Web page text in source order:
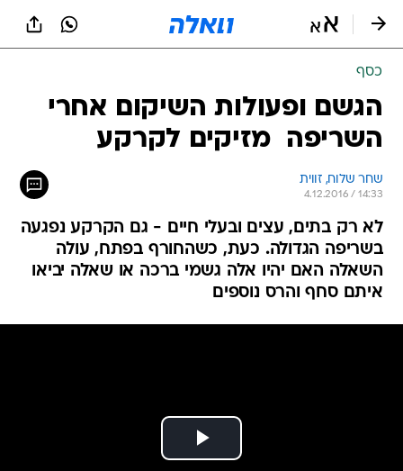
כסף
הגשם ופעולות השיקום אחרי
השריפה  מזיקים לקרקע
שחר שלוח, זווית
4.12.2016 / 14:33
לא רק בתים, עצים ובעלי חיים - גם הקרקע נפגעה
בשריפה הגדולה. כעת, כשהחורף בפתח, עולה
השאלה האם יהיו אלה גשמי ברכה או שאלה יביאו
איתם סחף והרס נוספים